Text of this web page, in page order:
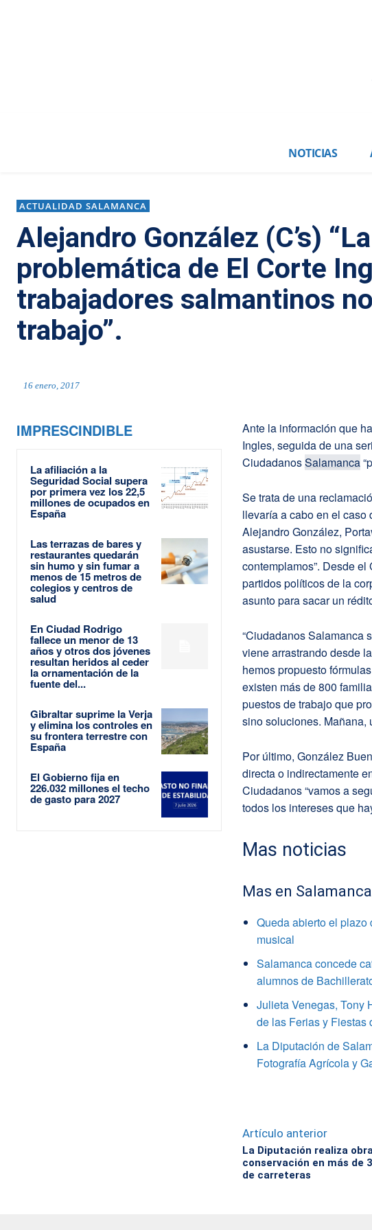
NOTICIAS
ACTUALIDAD SALAMANCA
Alejandro González (C’s)
problemática de El Corte
trabajadores salmantinos
trabajo”.
16 enero, 2017
IMPRESCINDIBLE
La afiliación a la
Seguridad Social supera
por primera vez los 22,5
millones de ocupados en
España
Las terrazas de bares y
restaurantes quedarán
sin humo y sin fumar a
menos de 15 metros de
colegios y centros de
salud
En Ciudad Rodrigo
fallece un menor de 13
años y otros dos jóvenes
resultan heridos al ceder
la ornamentación de la
fuente del...
Gibraltar suprime la Verja
y elimina los controles en
su frontera terrestre con
España
El Gobierno fija en
226.032 millones el techo
de gasto para 2027
Ante la información que
Ingles, seguida de una
CiudadanosSalamanca
Se trata de una
llevaría a cabo en el caso
Alejandro González,
asustarse. Esto no
contemplamos”. Desde
partidos políticos de la
asunto para sacar un
“Ciudadanos Salamanca
viene arrastrando desde
hemos propuesto
existen más de 800
puestos de trabajo que
sino soluciones. Mañana,
Por último, González
directa o indirectamente
Ciudadanos “vamos a
todos los intereses que
Mas noticias
Mas en Salamanca
Queda abierto el
musical
Salamanca concede
alumnos de
Julieta Venegas, Tony
de las Ferias y Fiestas
La Diputación de
Fotografía Agrícola y
Artículo anterior
La Diputación realiza
conservación en más de
de carreteras